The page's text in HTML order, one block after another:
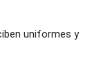
uniformes y